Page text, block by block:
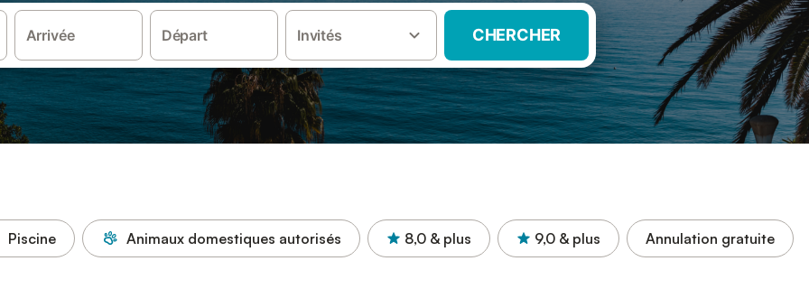
Arrivée Départ Invités CHERCHER
Piscine Animaux domestiques autorisés 8,0 & plus 9,0 & plus Annulation gratuite